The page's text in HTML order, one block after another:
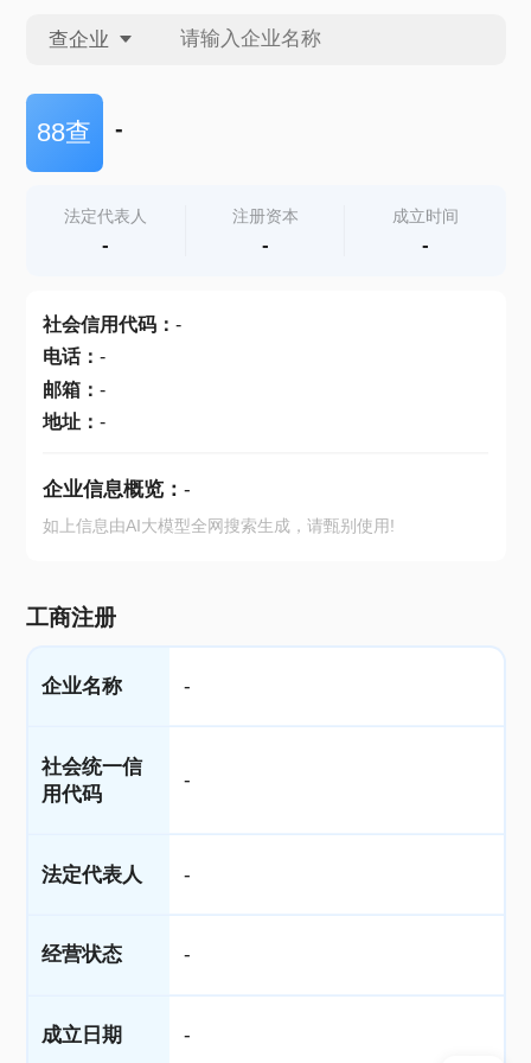
查企业
查企业
查产地
88查 -
法定代表人
-
注册资本
-
成立时间
-
社会信用代码： -
电话： -
邮箱： -
地址： -
企业信息概览： -
如上信息由AI大模型全网搜索生成，请甄别使用!
工商注册
企业名称 -
社会统一信
用代码
-
法定代表人 -
经营状态 -
成立日期 -